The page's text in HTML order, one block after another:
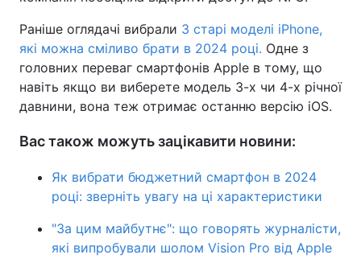
Раніше оглядачі вибрали 3 старі моделі iPhone,
які можна сміливо брати в 2024 році. Одне з
головних переваг смартфонів Apple в тому, що
навіть якщо ви виберете модель 3-х чи 4-х річної
давнини, вона теж отримає останню версію iOS.
Вас також можуть зацікавити новини:
Як вибрати бюджетний смартфон в 2024
році: зверніть увагу на ці характеристики
"За цим майбутнє": що говорять журналісти,
які випробували шолом Vision Pro від Apple